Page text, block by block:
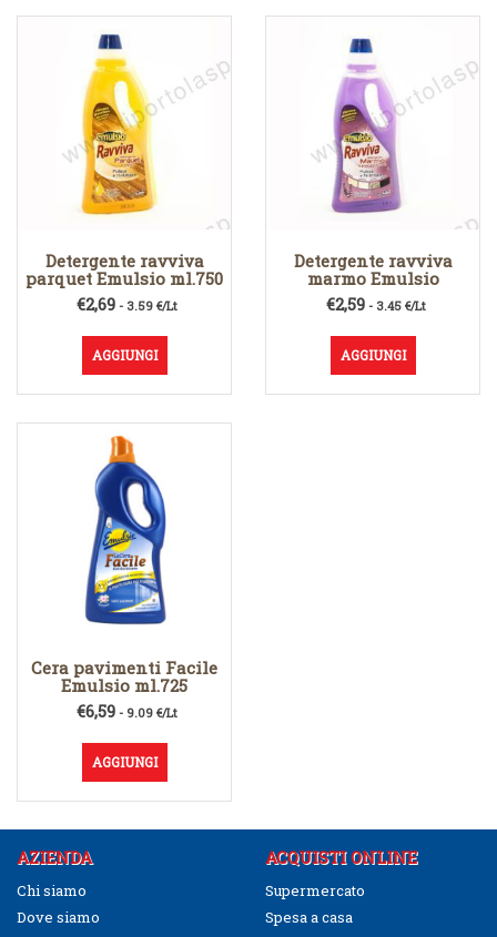
Detergente ravviva
parquet Emulsio ml.750
€2,69 - 3.59 €/Lt
AGGIUNGI
Detergente ravviva
marmo Emulsio
€2,59- 3.45 €/Lt
AGGIUNGI
Cera pavimenti Facile
Emulsio ml.725
€6,59 - 9.09 €/Lt
AGGIUNGI
AZIENDA
Chi siamo
Dove siamo
ACQUISTI ONLINE
Supermercato
Spesa a casa